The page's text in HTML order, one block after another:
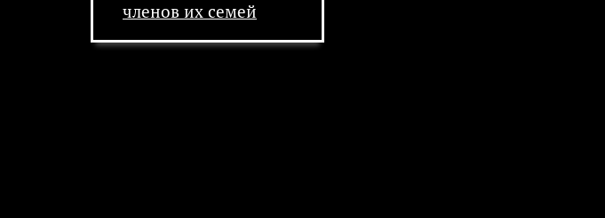
членов их семей